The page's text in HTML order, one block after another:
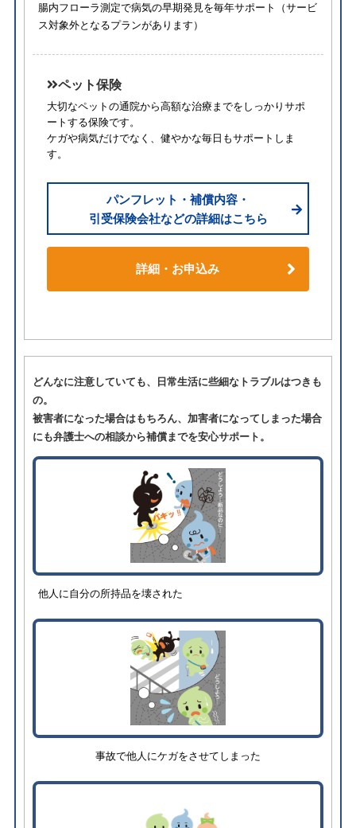
腸内フローラ測定で病気の早期発見を毎年サポート（サービ
ス対象外となるプランがあります）
ペット保険
大切なペットの通院から高額な治療までをしっかりサポ
ートする保険です。
ケガや病気だけでなく、健やかな毎日もサポートしま
す。
パンフレット・補償内容・
引受保険会社などの詳細はこちら
詳細・お申込み
どんなに注意していても、日常生活に些細なトラブルはつきも
の。
被害者になった場合はもちろん、加害者になってしまった場合
にも弁護士への相談から補償までを安心サポート。
他人に自分の所持品を壊された
事故で他人にケガをさせてしまった